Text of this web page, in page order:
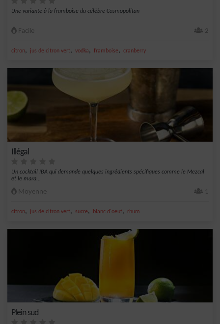
Une variante à la framboise du célèbre Cosmopolitan
Facile 2
citron, jus de citron vert, vodka, framboise, cranberry
Illégal
Un cocktail IBA qui demande quelques ingrédients spécifiques comme le Mezcal
et le mara...
Moyenne 1
citron, jus de citron vert, sucre, blanc d'oeuf, rhum
Plein sud